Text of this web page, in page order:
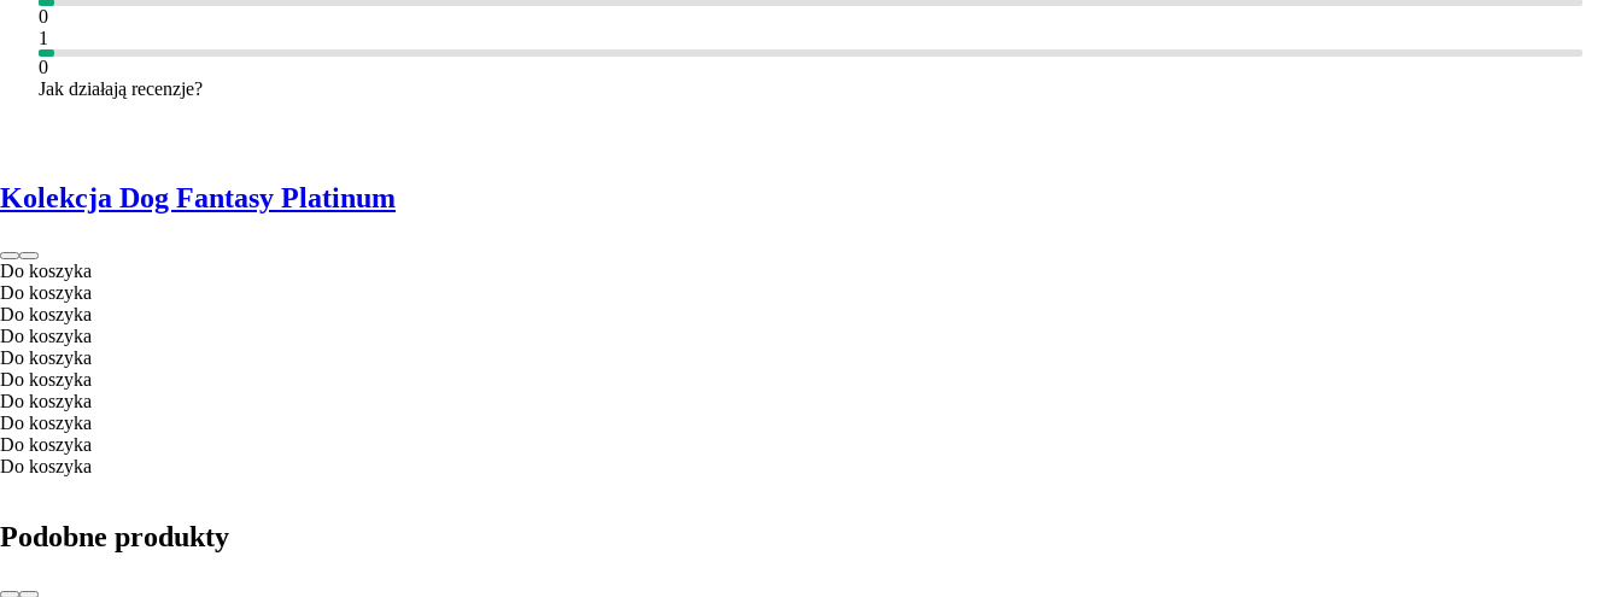
0
1
0
Jak działają recenzje?
Kolekcja Dog Fantasy Platinum
Do koszyka
Do koszyka
Do koszyka
Do koszyka
Do koszyka
Do koszyka
Do koszyka
Do koszyka
Do koszyka
Do koszyka
Podobne produkty